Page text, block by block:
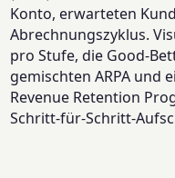
Konto, erwarteten
Abrechnungszyklus.
pro Stufe, die Good-
gemischten ARPA und
Revenue Retention
Schritt-für-Schritt-